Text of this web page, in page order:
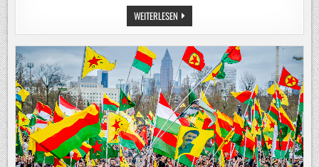
WEITERLESEN BUSINESS-
TICKER:
BEHÖRDEN
OFFENBAR
ATTENTAT
AUF
CHEF
EINES
DEUTSCHEN
DROHNENHERSTELLERS